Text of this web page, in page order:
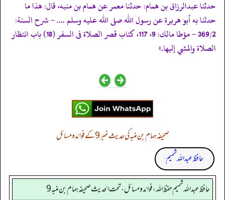
حدثنا عبدالرزاق بن همام: حدثنا معمر عن همام بن منبه، قال: هذا ما
حدثنا به أبو هريرة عن رسول الله صلى الله عليه وسلم .... - شرح السنة:
369/2 - مؤطا مالك: 9، 117، كتاب قصر الصلاة فى السفر (18) باب انتظار
الصلاة والمشي إليها.»
صحیفہ ہمام بن منبہ کی حدیث نمبر 9 کے فوائد و مسائل
حافظ عبداللہ شمیم
حافظ عبدالله شميم حفظ الله، فوائد و مسائل، تحت الحديث صحيفه همام بن منبه 9